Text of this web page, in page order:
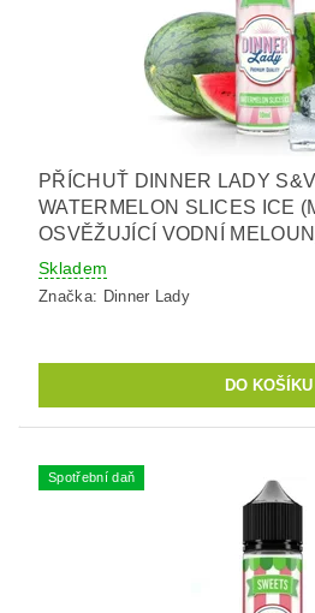
PŘÍCHUŤ DINNER LADY
WATERMELON SLICES ICE
OSVĚŽUJÍCÍ VODNÍ
Skladem
Značka: Dinner Lady
Spotřební daň